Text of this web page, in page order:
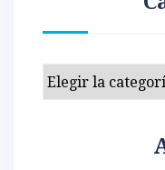
Categorías